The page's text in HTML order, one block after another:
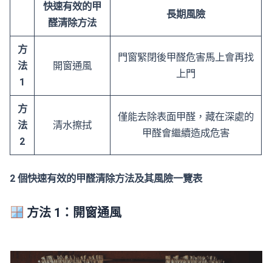
快速有效的甲
醛清除方法
長期風險
方
法
1
開窗通風
門窗緊閉後甲醛危害馬上會再找
上門
方
法
2
清水擦拭
僅能去除表面甲醛，藏在深處的
甲醛會繼續造成危害
2 個快速有效的甲醛清除方法及其風險一覽表
方法 1：開窗通風